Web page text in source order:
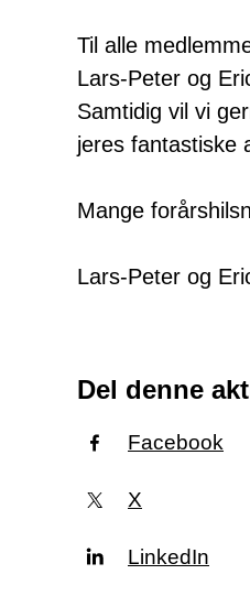
Til alle
Lars-Peter og
Samtidig vil vi
jeres fantastiske
Mange
Lars-Peter og
Del denne
Facebook
X
LinkedIn